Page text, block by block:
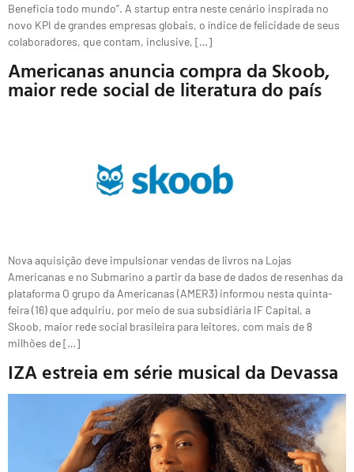
Beneficia todo mundo”. A startup entra neste cenário inspirada no
novo KPI de grandes empresas globais, o índice de felicidade de seus
colaboradores, que contam, inclusive, […]
Americanas anuncia compra da Skoob,
maior rede social de literatura do país
Nova aquisição deve impulsionar vendas de livros na Lojas
Americanas e no Submarino a partir da base de dados de resenhas da
plataforma O grupo da Americanas (AMER3) informou nesta quinta-
feira (16) que adquiriu, por meio de sua subsidiária IF Capital, a
Skoob, maior rede social brasileira para leitores, com mais de 8
milhões de […]
IZA estreia em série musical da Devassa